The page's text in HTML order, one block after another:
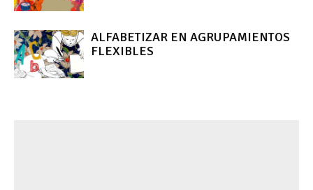
ALFABETIZAR EN AGRUPAMIENTOS
FLEXIBLES